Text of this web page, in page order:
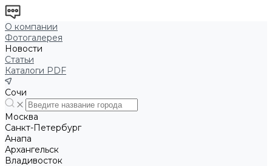
О компании
Фотогалерея
Новости
Статьи
Каталоги PDF
Сочи
Москва
Санкт-Петербург
Анапа
Архангельск
Владивосток